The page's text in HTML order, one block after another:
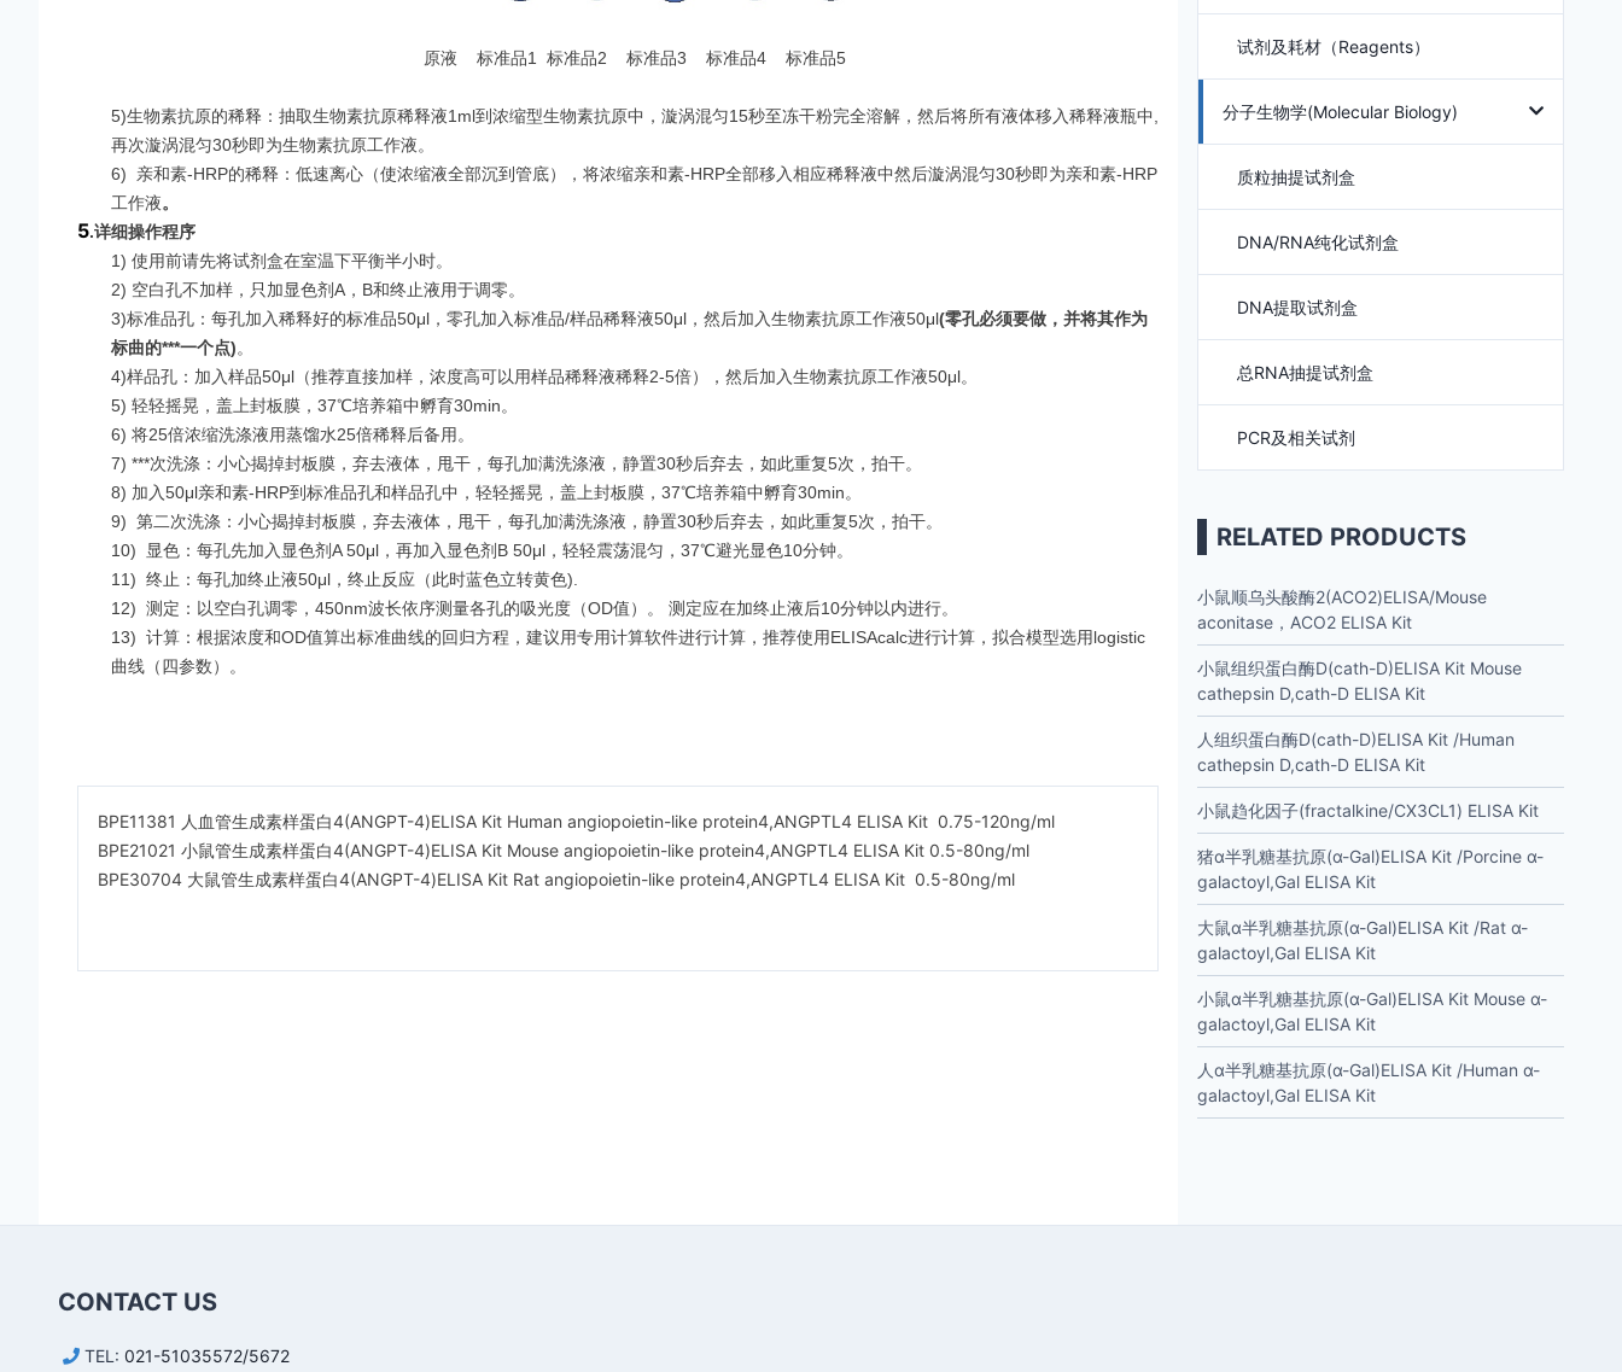
原液 标准品1 标准品2 标准品3 标准品4 标准品5
5)生物素抗原的稀释：抽取生物素抗原稀释液1ml到浓缩型生物素抗原中，漩涡混匀15秒至冻干粉完全溶解，然后将所有液体移入稀释液瓶中,
再次漩涡混匀30秒即为生物素抗原工作液。
6)
亲和素-HRP的稀释：低速离心（使浓缩液全部沉到管底），将浓缩亲和素-HRP全部移入相应稀释液中然后漩涡混匀30秒即为亲和素-HRP
工作液。
5.详细操作程序
1) 使用前请先将试剂盒在室温下平衡半小时。
2) 空白孔不加样，只加显色剂A，B和终止液用于调零。
3)标准品孔：每孔加入稀释好的标准品50μl，零孔加入标准品/样品稀释液50μl，然后加入生物素抗原工作液50μl(零孔必须要做，并将其作为
标曲的***一个点)。
4)样品孔：加入样品50μl（推荐直接加样，浓度高可以用样品稀释液稀释2-5倍），然后加入生物素抗原工作液50μl。
5) 轻轻摇晃，盖上封板膜，37℃培养箱中孵育30min。
6) 将25倍浓缩洗涤液用蒸馏水25倍稀释后备用。
7) ***次洗涤：小心揭掉封板膜，弃去液体，甩干，每孔加满洗涤液，静置30秒后弃去，如此重复5次，拍干。
8) 加入50μl亲和素-HRP到标准品孔和样品孔中，轻轻摇晃，盖上封板膜，37℃培养箱中孵育30min。
9) 第二次洗涤：小心揭掉封板膜，弃去液体，甩干，每孔加满洗涤液，静置30秒后弃去，如此重复5次，拍干。
10)
显色：每孔先加入显色剂A 50μl，再加入显色剂B 50μl，轻轻震荡混匀，37℃避光显色10分钟。
11) 终止：每孔加终止液50μl，终止反应（此时蓝色立转黄色).
12) 测定：以空白孔调零，450nm波长依序测量各孔的吸光度（OD值）。 测定应在加终止液后10分钟以内进行。
13) 计算：根据浓度和OD值算出标准曲线的回归方程，建议用专用计算软件进行计算，推荐使用ELISAcalc进行计算，拟合模型选用logistic
曲线（四参数）。
BPE11381 人血管生成素样蛋白4(ANGPT-4)ELISA Kit Human angiopoietin-like protein4,ANGPTL4 ELISA Kit 0.75-120ng/ml
BPE21021 小鼠管生成素样蛋白4(ANGPT-4)ELISA Kit Mouse angiopoietin-like protein4,ANGPTL4 ELISA Kit 0.5-80ng/ml
BPE30704 大鼠管生成素样蛋白4(ANGPT-4)ELISA Kit Rat angiopoietin-like protein4,ANGPTL4 ELISA Kit 0.5-80ng/ml
试剂及耗材（Reagents）
分子生物学(Molecular Biology)
质粒抽提试剂盒
DNA/RNA纯化试剂盒
DNA提取试剂盒
总RNA抽提试剂盒
PCR及相关试剂
RELATED PRODUCTS
小鼠顺乌头酸酶2(ACO2)ELISA/Mouse
aconitase，ACO2 ELISA Kit
小鼠组织蛋白酶D(cath-D)ELISA Kit Mouse
cathepsin D,cath-D ELISA Kit
人组织蛋白酶D(cath-D)ELISA Kit /Human
cathepsin D,cath-D ELISA Kit
小鼠趋化因子(fractalkine/CX3CL1) ELISA Kit
猪α半乳糖基抗原(α-Gal)ELISA Kit /Porcine α-
galactoyl,Gal ELISA Kit
大鼠α半乳糖基抗原(α-Gal)ELISA Kit /Rat α-
galactoyl,Gal ELISA Kit
小鼠α半乳糖基抗原(α-Gal)ELISA Kit Mouse α-
galactoyl,Gal ELISA Kit
人α半乳糖基抗原(α-Gal)ELISA Kit /Human α-
galactoyl,Gal ELISA Kit
CONTACT US
TEL: 021-51035572/5672